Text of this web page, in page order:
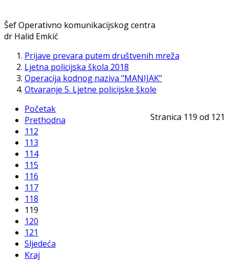
Šef Operativno komunikacijskog centra
dr Halid Emkić
Prijave prevara putem društvenih mreža
Ljetna policijska škola 2018
Operacija kodnog naziva "MANIJAK"
Otvaranje 5. Ljetne policijske škole
Stranica 119 od 121
Početak
Prethodna
112
113
114
115
116
117
118
119
120
121
Sljedeća
Kraj